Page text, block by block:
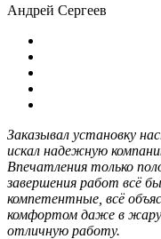
Андрей Сергеев
Заказывал установку
искал надежную
Впечатления только
завершения работ всё
компетентные, всё
комфортом даже в жару.
отличную работу.